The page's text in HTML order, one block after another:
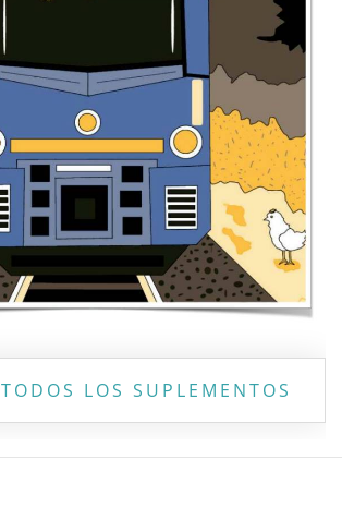
TODOS LOS SUPLEMENTOS